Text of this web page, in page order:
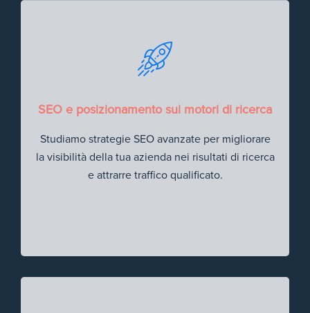
SEO e posizionamento sui motori di ricerca
Studiamo strategie SEO avanzate per migliorare
la visibilità della tua azienda nei risultati di ricerca
e attrarre traffico qualificato.